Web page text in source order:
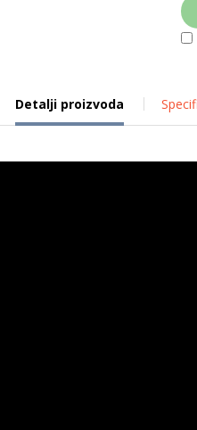
Detalji proizvoda